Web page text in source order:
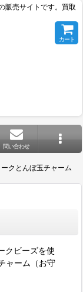
販売サイトです。買取
カート
問い合わせ
クとんぼ玉チャーム
クビーズを使
ャーム（お守